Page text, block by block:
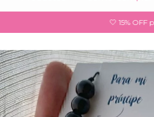
🤍 15% OFF por